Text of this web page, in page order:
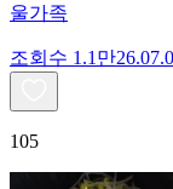
울가족
조회수 1.1만
105